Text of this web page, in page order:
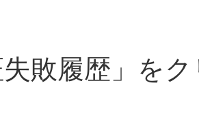
失敗履歴」を